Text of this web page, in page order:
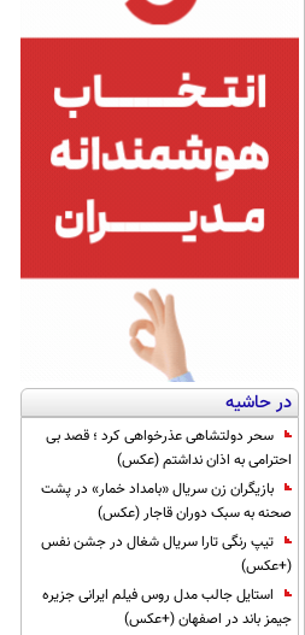
در حاشیه
سحر دولتشاهی عذرخواهی کرد ؛ قصد بی
احترامی به اذان نداشتم (عکس)
بازیگران زن سریال «بامداد خمار» در پشت
صحنه به سبک دوران قاجار (عکس)
تیپ رنگی تارا سریال شغال در جشن نفس
(+عکس)
استایل جالب مدل روس فیلم ایرانی جزیره
جیمز باند در اصفهان (+عکس)